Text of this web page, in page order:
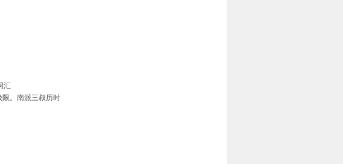
汇
限。南派三叔历时